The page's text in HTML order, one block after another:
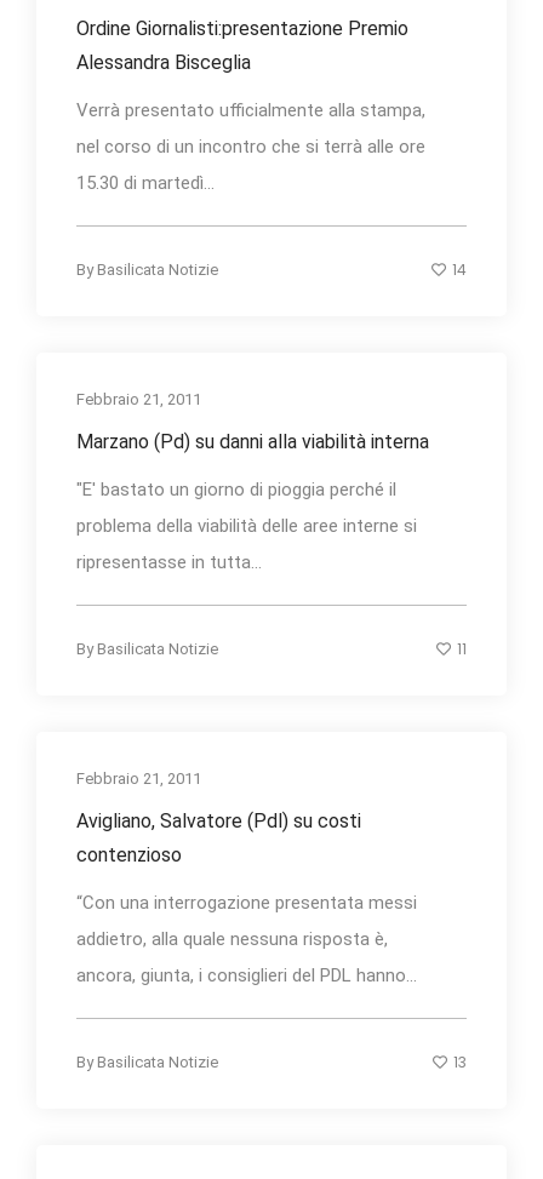
Ordine Giornalisti:presentazione Premio
Alessandra Bisceglia
Verrà presentato ufficialmente alla stampa,
nel corso di un incontro che si terrà alle ore
15.30 di martedì...
By Basilicata Notizie 14
Febbraio 21, 2011
Marzano (Pd) su danni alla viabilità interna
"E' bastato un giorno di pioggia perché il
problema della viabilità delle aree interne si
ripresentasse in tutta...
By Basilicata Notizie 11
Febbraio 21, 2011
Avigliano, Salvatore (Pdl) su costi
contenzioso
“Con una interrogazione presentata messi
addietro, alla quale nessuna risposta è,
ancora, giunta, i consiglieri del PDL hanno...
By Basilicata Notizie 13